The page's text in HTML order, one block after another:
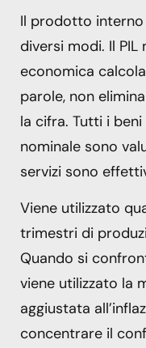
Il prodotto
diversi modi. Il
economica
parole, non
la cifra. Tutti i
nominale sono
servizi sono
Viene utilizzato
trimestri di
Quando si
viene utilizzato la
aggiustata
concentrare il